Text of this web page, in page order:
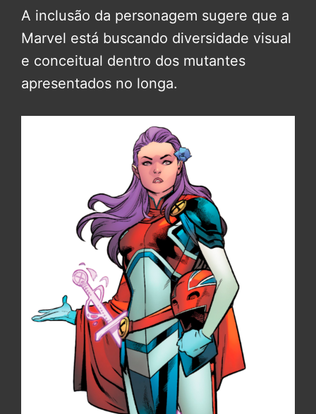
A inclusão da personagem sugere que a
Marvel está buscando diversidade visual
e conceitual dentro dos mutantes
apresentados no longa.